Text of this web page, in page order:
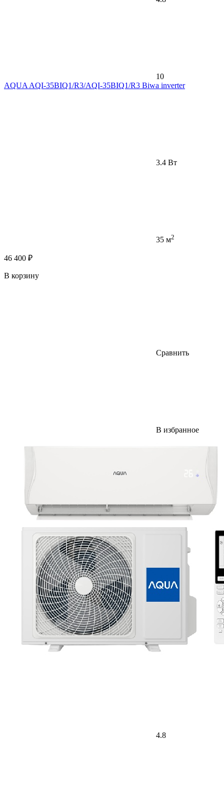
10
AQUA AQI-35BIQ1/R3/AQI-35BIQ1/R3 Biwa inverter
3.4 Вт
35 м2
46 400 ₽
В корзину
Сравнить
В избранное
4.8